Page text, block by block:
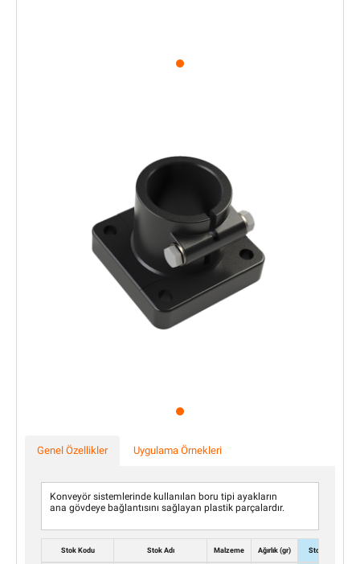
Genel Özellikler Uygulama Örnekleri
Konveyör sistemlerinde kullanılan boru tipi ayakların
ana gövdeye bağlantısını sağlayan plastik parçalardır.
Stok Kodu Stok Adı Malzeme Ağırlık (gr) Stok